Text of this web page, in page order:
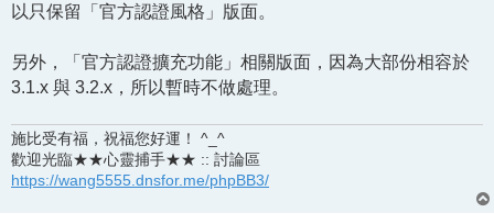
以只保留「官方認證風格」版面。
另外，「官方認證擴充功能」相關版面，因為大部份相容於
3.1.x 與 3.2.x，所以暫時不做處理。
施比受有福，祝福您好運！ ^_^
歡迎光臨★★心靈捕手★★ :: 討論區
https://wang5555.dnsfor.me/phpBB3/